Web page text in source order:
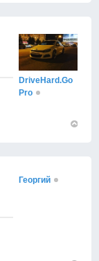
DriveHard.Go
Pro
Георгий